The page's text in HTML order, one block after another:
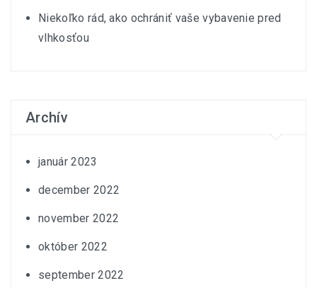
Niekoľko rád, ako ochrániť vaše vybavenie pred
vlhkosťou
Archív
január 2023
december 2022
november 2022
október 2022
september 2022